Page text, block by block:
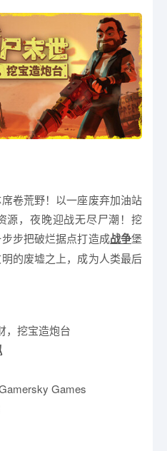
卷荒野！以一座废弃加油站
源，夜晚迎战无尽尸潮！挖
步把破烂据点打造成战争堡
的废墟之上，成为人类最后
，挖宝造炮台
Games